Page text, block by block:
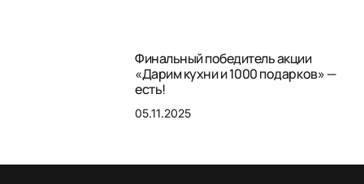
Финальный победитель акции
«Дарим кухни и 1000 подарков» —
есть!
05.11.2025